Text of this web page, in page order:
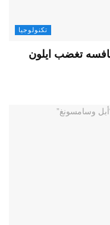
تكنولوجيا
تغضب ايلون